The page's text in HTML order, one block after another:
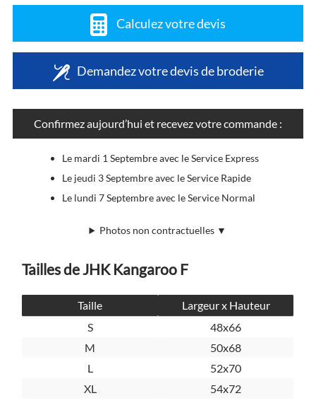
Calculez votre devis
Demandez votre devis de broderie
Confirmez aujourd’hui et recevez votre commande :
Le mardi 1 Septembre avec le Service Express
Le jeudi 3 Septembre avec le Service Rapide
Le lundi 7 Septembre avec le Service Normal
Photos non contractuelles ▼
Tailles de JHK Kangaroo F
Taille
Largeur x Hauteur
S
48x66
M
50x68
L
52x70
XL
54x72